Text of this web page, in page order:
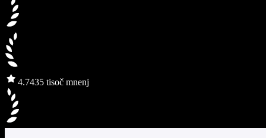
4.7435 tisoč mnenj